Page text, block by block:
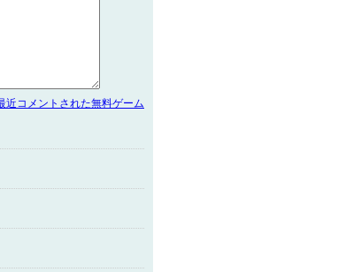
近コメントされた無料ゲーム